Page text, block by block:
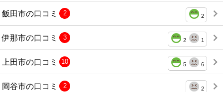
飯田市の口コミ 2
2
伊那市の口コミ 2 1
3
上田市の口コミ 5 6
10
岡谷市の口コミ 2
2